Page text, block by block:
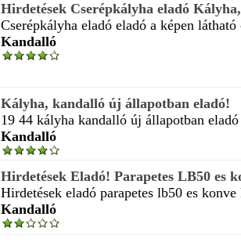
Hirdetések Cserépkályha eladó
Cserépkályha eladó eladó a képen
Kandalló
Kályha, kandalló új állapotban eladó!
19 44 kályha kandalló új állapotban
Kandalló
Hirdetések Eladó! Parapetes LB50 es
Hirdetések eladó parapetes lb50 es
Kandalló